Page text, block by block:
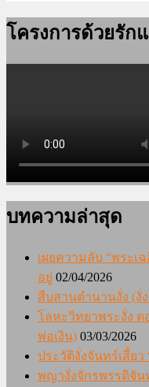
โครงการด้วยรัก
บทความล่าสุด
เผยความลับ “พระ
อยู่ 02/04/2026
สืบสานตำนานงั่ง (งั่ง
โลหะวิทยาพระงั่ง ต
พ่อเงิน) 03/03/2026
ประวัติงั่งจันทร์เสี้ย
พญางั่งจักรพรรดิจัน